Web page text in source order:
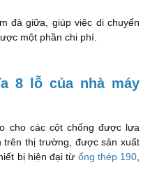
đà giữa, giúp việc di chuyển
một phần chi phí.
8 lỗ của nhà máy
cho các cột chống được lựa
thị trường, được sản xuất
bị hiện đại từ ống thép 190